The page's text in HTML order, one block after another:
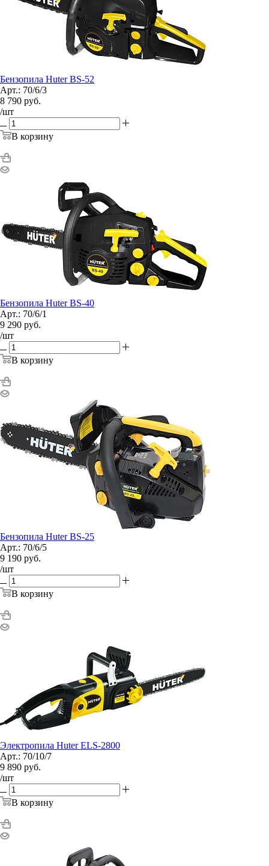
Бензопила Huter BS-52
Арт.: 70/6/3
8 790 руб.
/шт
В корзину
Бензопила Huter BS-40
Арт.: 70/6/1
9 290 руб.
/шт
В корзину
Бензопила Huter BS-25
Арт.: 70/6/5
9 190 руб.
/шт
В корзину
Электропила Huter ELS-2800
Арт.: 70/10/7
9 890 руб.
/шт
В корзину